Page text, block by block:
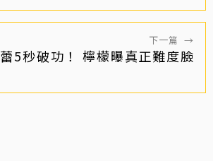
下一篇 →
5秒破功！ 檸檬曝真正難度臉